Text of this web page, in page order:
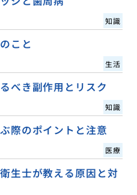
知識
こと
生活
べき副作用とリスク
知識
際のポイントと注意
医療
生士が教える原因と対